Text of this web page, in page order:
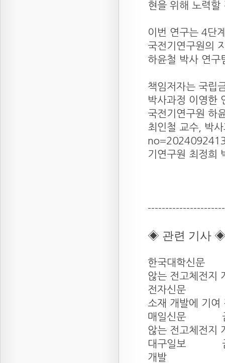
현을 위해 노력할
이번 연구는 4단
국전기연구원의
하윤철 박사 연
책임저자는 국립
박사과정 이영한
국전기연구원 하
최인철 교수, 박
기연구원 최정희
◈ 관련 기사
한국대학신
않는 전고체전지
전자신문
소재 개발에 기여
매일신문
않는 전고체전지
대구일보
개발